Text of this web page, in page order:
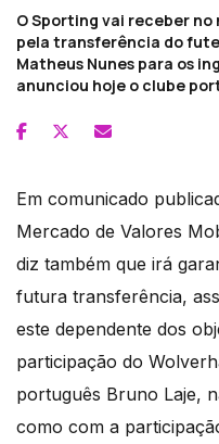
O Sporting vai receber no
pela transferência do
Matheus Nunes para os
anunciou hoje o clube
Em comunicado
Mercado de Valores
diz também que irá
futura transferência,
este dependente dos
participação do
português Bruno Laje,
como com a